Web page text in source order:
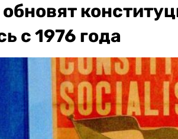
с 1976 года